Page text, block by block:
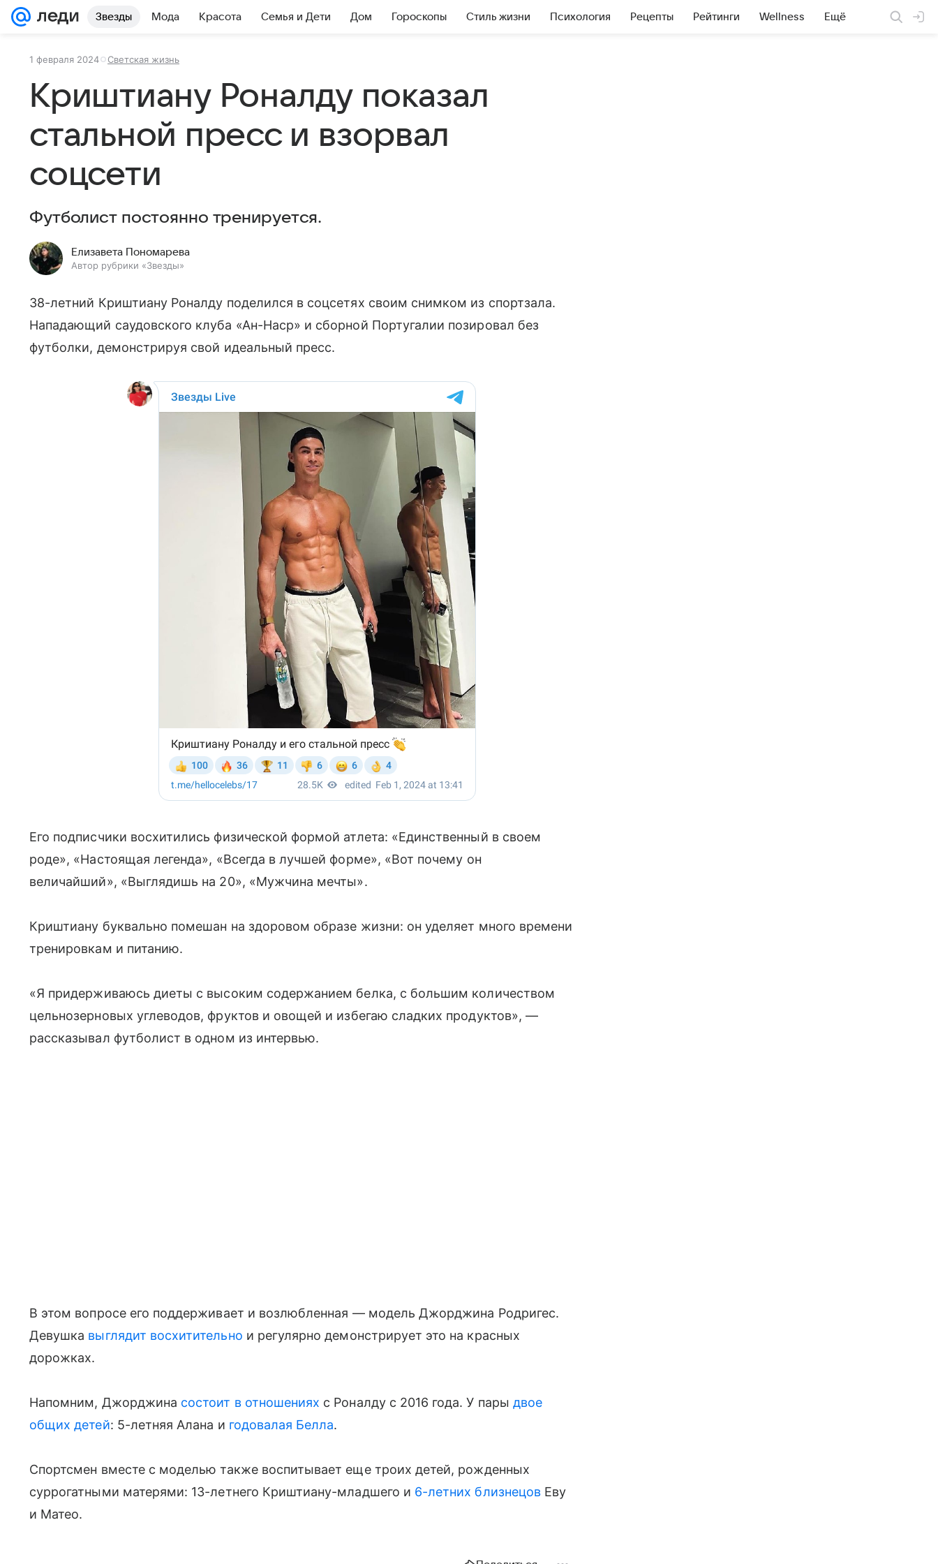
Звезды Мода Красота Семья и Дети Дом Гороскопы Стиль жизни Психология Рецепты Рейтинги Wellness Ещё
1 февраля 2024 Светская жизнь
Криштиану Роналду показал
стальной пресс и взорвал
соцсети
Футболист постоянно тренируется.
Елизавета Пономарева
Автор рубрики «Звезды»
38-летний Криштиану Роналду поделился в соцсетях своим снимком из спортзала.
Нападающий саудовского клуба «Ан-Наср» и сборной Португалии позировал без
футболки, демонстрируя свой идеальный пресс.
Его подписчики восхитились физической формой атлета: «Единственный в своем
роде», «Настоящая легенда», «Всегда в лучшей форме», «Вот почему он
величайший», «Выглядишь на 20», «Мужчина мечты».
Криштиану буквально помешан на здоровом образе жизни: он уделяет много времени
тренировкам и питанию.
«Я придерживаюсь диеты с высоким содержанием белка, с большим количеством
цельнозерновых углеводов, фруктов и овощей и избегаю сладких продуктов», —
рассказывал футболист в одном из интервью.
В этом вопросе его поддерживает и возлюбленная — модель Джорджина Родригес.
Девушка выглядит восхитительно и регулярно демонстрирует это на красных
дорожках.
Напомним, Джорджина состоит в отношениях с Роналду с 2016 года. У пары двое
общих детей: 5-летняя Алана и годовалая Белла.
Спортсмен вместе с моделью также воспитывает еще троих детей, рожденных
суррогатными матерями: 13-летнего Криштиану-младшего и 6-летних близнецовЕву
и Матео.